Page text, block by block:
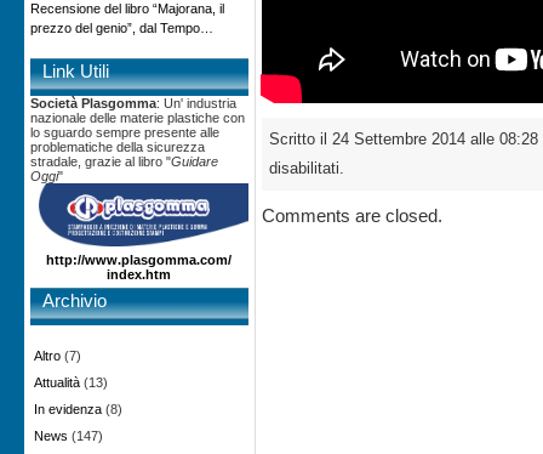
Recensione del libro “Majorana, il
prezzo del genio”, dal Tempo
Link Utili
Società Plasgomma: Un' industria
nazionale delle materie plastiche con
lo sguardo sempre presente alle
problematiche della sicurezza
stradale, grazie al libro "Guidare
Oggi"
http://www.plasgomma.com/
index.htm
Archivio
Altro (7)
Attualità (13)
In evidenza (8)
News (147)
Scritto il 24 Settembre 2014 alle
disabilitati.
Comments are closed.